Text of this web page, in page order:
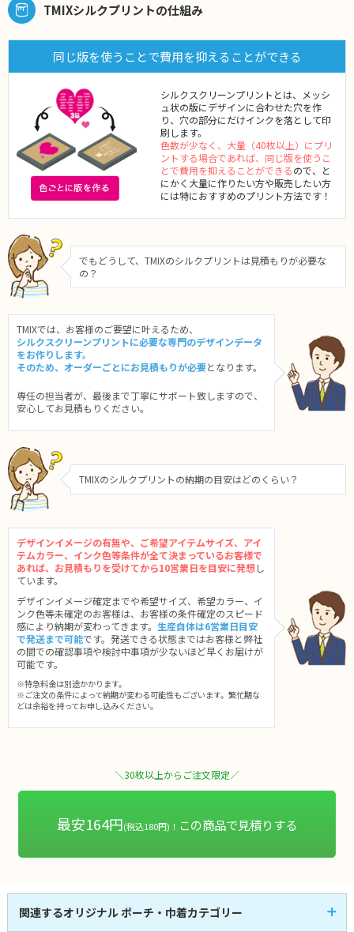
TMIXシルクプリントの仕組み
同じ版を使うことで費用を抑えることができる
シルクスクリーンプリントとは、メッシ
ュ状の版にデザインに合わせた穴を作
り、穴の部分にだけインクを落として印
刷します。
色数が少なく、大量（40枚以上）にプリ
ントする場合であれば、同じ版を使うこ
とで費用を抑えることができるので、と
にかく大量に作りたい方や販売したい方
には特におすすめのプリント方法です！
でもどうして、TMIXのシルクプリントは見積もりが必要な
の？
TMIXでは、お客様のご要望に叶えるため、
シルクスクリーンプリントに必要な専門のデザインデータ
をお作りします。
そのため、オーダーごとにお見積もりが必要となります。
専任の担当者が、最後まで丁寧にサポート致しますので、
安心してお見積もりください。
TMIXのシルクプリントの納期の目安はどのくらい？
デザインイメージの有無や、ご希望アイテムサイズ、アイ
テムカラー、インク色等条件が全て決まっているお客様で
あれば、お見積もりを受けてから10営業日を目安に発想 し
ています。
デザインイメージ確定までや希望サイズ、希望カラー、イ
ンク色等未確定のお客様は、お客様の条件確定のスピード
感により納期が変わってきます。 生産自体は6営業日目安
で発送まで可能です。発送できる状態まではお客様と弊社
の間での確認事項や検討中事項が少ないほど早くお届けが
可能です。
※特急料金は別途かかります。
※ご注文の条件によって納期が変わる可能性もございます。繁忙期な
どは余裕を持ってお申し込みください。
＼30枚以上からご注文限定／
最安164円(税込180円)！ この商品で見積りする
関連するオリジナル ポーチ・巾着カテゴリー